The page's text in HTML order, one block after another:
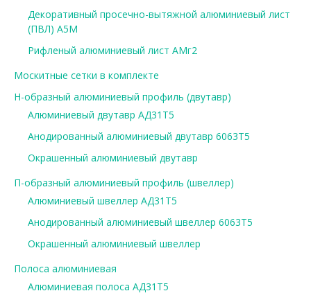
Декоративный просечно-вытяжной алюминиевый лист
(ПВЛ) А5М
Рифленый алюминиевый лист АМг2
Москитные сетки в комплекте
Н-образный алюминиевый профиль (двутавр)
Алюминиевый двутавр АД31Т5
Анодированный алюминиевый двутавр 6063Т5
Окрашенный алюминиевый двутавр
П-образный алюминиевый профиль (швеллер)
Алюминиевый швеллер АД31Т5
Анодированный алюминиевый швеллер 6063Т5
Окрашенный алюминиевый швеллер
Полоса алюминиевая
Алюминиевая полоса АД31Т5